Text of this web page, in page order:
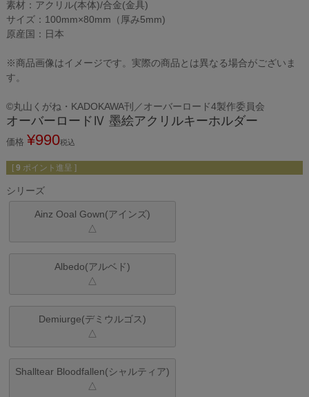
素材：アクリル(本体)/合金(金具)
サイズ：100mm×80mm（厚み5mm)
原産国：日本
※商品画像はイメージです。実際の商品とは異なる場合がございま
す。
©丸山くがね・KADOKAWA刊／オーバーロード4製作委員会
オーバーロードⅣ 墨絵アクリルキーホルダー
価格 ¥990税込
[ 9 ポイント進呈 ]
シリーズ
Ainz Ooal Gown(アインズ)
△
Albedo(アルベド)
△
Demiurge(デミウルゴス)
△
Shalltear Bloodfallen(シャルティア)
△